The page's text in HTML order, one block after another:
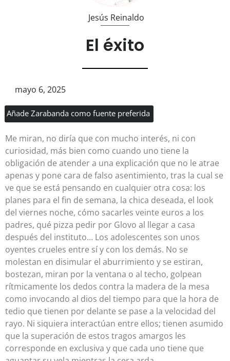
Jesús Reinaldo
El éxito
mayo 6, 2025
Añade Zarabanda como fuente preferida
Me miran, no diría que con mucho interés, ni con
curiosidad, más bien como cuando uno tiene la
obligación de atender a una explicación que no le atrae
apenas y pone cara de falso asentimiento, tras la cual se
ve que se está pensando en cualquier otra cosa: los
planes para el fin de semana, la chica deseada, el look
del viernes noche, cómo sacarles veinte euros a los
padres, qué pizza pedir por Glovo al llegar a casa
después del instituto… Los adolescentes son unos
oyentes crueles entre sí y con los demás. No se
molestan en disimular el aburrimiento y se estiran,
bostezan, miran por la ventana o al techo, golpean
rítmicamente los dedos contra la madera de la mesa
como invocando al dios del tiempo para que la hora de
tedio que tienen por delante se pase a la velocidad del
rayo. Ni siquiera interactúan entre ellos; tienen asumido
que la superación de estos tragos amargos les
corresponde en exclusiva y que cada uno tiene que